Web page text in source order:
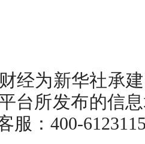
经为新华社承
台所发布的信
服：400-